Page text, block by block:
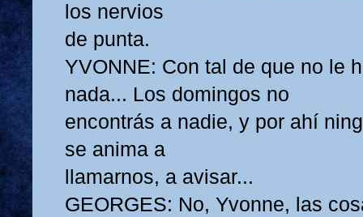
los nervios
de punta.
YVONNE: Con tal de que no le
nada... Los domingos no
encontrás a nadie, y por ahí
se anima a
llamarnos, a avisar...
GEORGES: No, Yvonne, las